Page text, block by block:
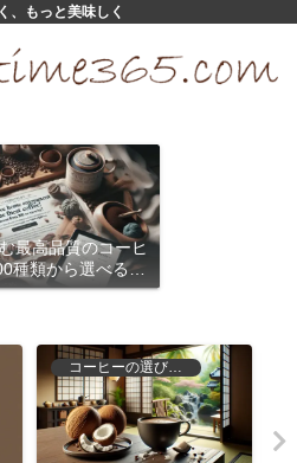
、もっと美味しく
最高品質のコーヒ
種類から選べるサ
リプション